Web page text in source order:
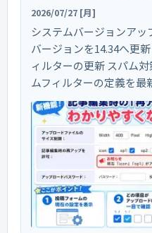
2026/07/27 [月]
システムバージョンアッ
バージョンを14.34へ更
ィルターの更新 スパム
ムフィルターの定義を最